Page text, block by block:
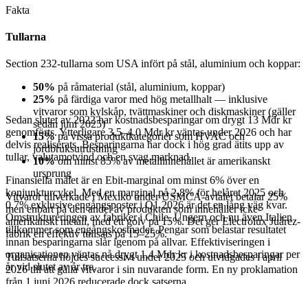
Fakta
Tullarna
Section 232-tullarna som USA infört på stål, aluminium och koppar:
50% på råmaterial (stål, aluminium, koppar)
25% på färdiga varor med hög metallhalt — inklusive
vitvaror som kylskåp, tvättmaskiner och diskmaskiner (gäller
sedan juni 2025)
15%på vissa produktkategorier som HVAC och
jordbruksutrustning
10%om minst 85% av metallinnehållet är amerikanskt
ursprung
Vitvaror tillverkade i Mexiko under USMCA-avtalet betalar 25%
men enbart på den andel av produkten som innehåller icke-
amerikanskt metall, med ett golv på 15%. Det ger Electrolux Juárez-
fabrik en effektiv tullsats på 15–25%.
Tullsatserna höjdes successivt under 2025 och utvidgades i april
2026 till att gälla vitvaror i sin nuvarande form. En ny proklamation
från 1 juni 2026 reducerade dock satserna.
Sedan slutet av 2022 har kostnadsbesparingar om drygt 13 Mdr kr
genomförts. Ytterligare 3,5–4,0 Mdr kr väntas under 2026 och har
delvis realiserats. Besparingarna har dock i hög grad ätits upp av
tullar, valutamotvind och en svag marknad.
Finansiella målet är en Ebit-marginal om minst 6% över en
konjunkturcykel. Med en marginal på 2,8% för helåret 2025 och
0,7% exklusive engångsposter i Q1 2026 är det en lång väg kvar.
Omstruktureringen av fabriker i Chile, Ungern och nu även Italien
tillkommer som engångskostnader. Pengar som belastar resultatet
innan besparingarna slår igenom på allvar. Effektiviseringen i
organisationen väntas nå drygt 1,4 Mdr kr i kostnadsbesparingar per
år vid slutet av år tre.